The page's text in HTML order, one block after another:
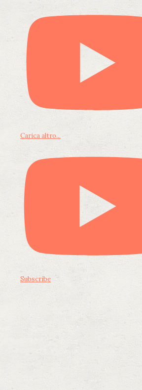
Carica altro...
Subscribe